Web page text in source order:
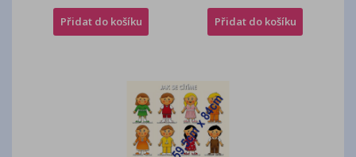
Přidat do košíku Přidat do košíku